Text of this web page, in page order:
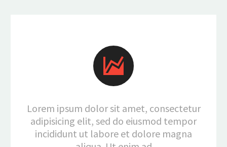


Lorem ipsum dolor sit amet, consectetur
adipisicing elit, sed do eiusmod tempor
incididunt ut labore et dolore magna